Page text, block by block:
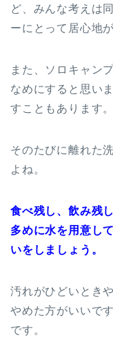
ど、みんな考えは
ーにとって居心地
また、ソロキャン
なめにすると思い
すこともあります。
そのたびに離れた
よね。
食べ残し、飲み残
多めに水を用意し
いをしましょう。
汚れがひどいとき
やめた方がいいで
です。